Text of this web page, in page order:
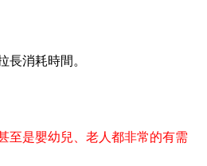
長消耗時間。
至是嬰幼兒、老人都非常的有需